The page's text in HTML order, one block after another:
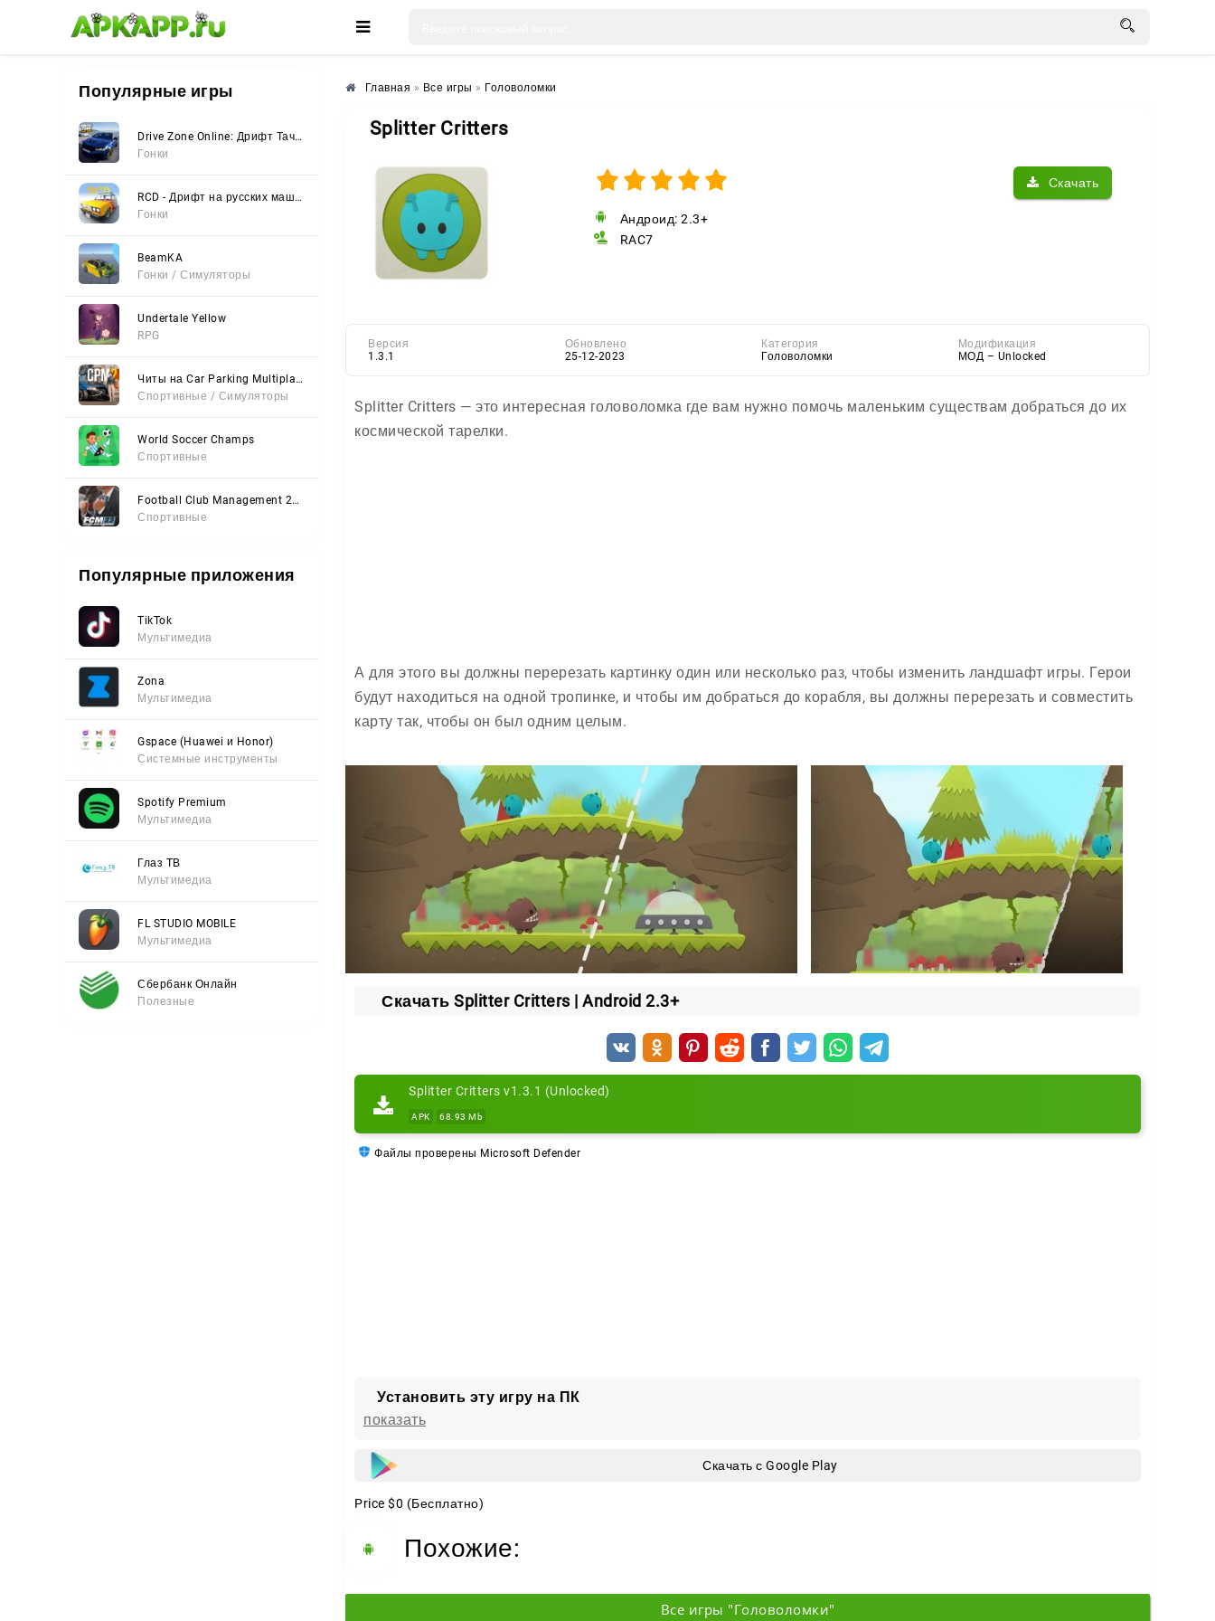
🌸 🌼 🌺
Популярные игры
Drive Zone Online: Дрифт Тачки
Гонки
RCD - Дрифт на русских машинах
Гонки
BeamKA
Гонки / Симуляторы
Undertale Yellow
RPG
Читы на Car Parking Multiplayer 2 (Все открыто, Мод-Меню)
Спортивные / Симуляторы
World Soccer Champs
Спортивные
Football Club Management 2023
Спортивные
Популярные приложения
TikTok
Мультимедиа
Zona
Мультимедиа
Gspace (Huawei и Honor)
Системные инструменты
Spotify Premium
Мультимедиа
Глаз ТВ
Мультимедиа
FL STUDIO MOBILE
Мультимедиа
Сбербанк Онлайн
Полезные
Главная » Все игры » Головоломки
Splitter Critters
Скачать
Андроид: 2.3+
RAC7
Версия
1.3.1
Обновлено
25-12-2023
Категория
Головоломки
Модификация
МОД – Unlocked
Splitter Critters — это интересная головоломка где вам нужно помочь маленьким существам добраться до их
космической тарелки.
А для этого вы должны перерезать картинку один или несколько раз, чтобы изменить ландшафт игры. Герои
будут находиться на одной тропинке, и чтобы им добраться до корабля, вы должны перерезать и совместить
карту так, чтобы он был одним целым.
Скачать Splitter Critters | Android 2.3+
Splitter Critters v1.3.1 (Unlocked)
APK 68.93 Mb
Файлы проверены Microsoft Defender
Установить эту игру на ПК
показать
Скачать с Google Play
Price $0 (Бесплатно)
Похожие:
Все игры "Головоломки"